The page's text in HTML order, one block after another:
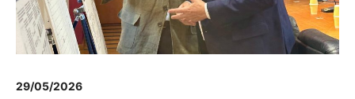
29/05/2026